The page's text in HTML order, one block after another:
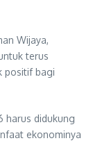
Wijaya,
terus
positif bagi
harus didukung
ekonominya